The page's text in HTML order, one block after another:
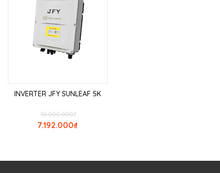
INVERTER JFY SUNLEAF 5K
₫
10.000.000
₫
7.192.000